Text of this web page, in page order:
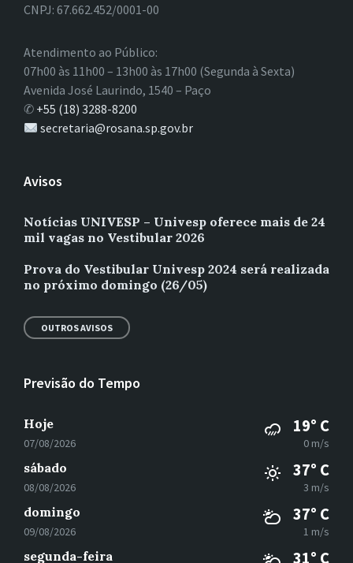
CNPJ: 67.662.452/0001-00
Atendimento ao Público:
07h00 às 11h00 – 13h00 às 17h00 (Segunda à Sexta)
Avenida José Laurindo, 1540 – Paço
✆ +55 (18) 3288-8200
secretaria@rosana.sp.gov.br
Avisos
Notícias UNIVESP – Univesp oferece mais de 24
mil vagas no Vestibular 2026
Prova do Vestibular Univesp 2024 será realizada
no próximo domingo (26/05)
OUTROS AVISOS
Previsão do Tempo
Hoje
07/08/2026
19° C
0 m/s
sábado
08/08/2026
37° C
3 m/s
domingo
09/08/2026
37° C
1 m/s
segunda-feira 31° C